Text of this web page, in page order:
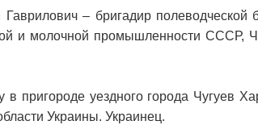
– бригадир
и молочной промышленности СССР,
в пригороде уездного города Чугуев
Украины. Украинец.